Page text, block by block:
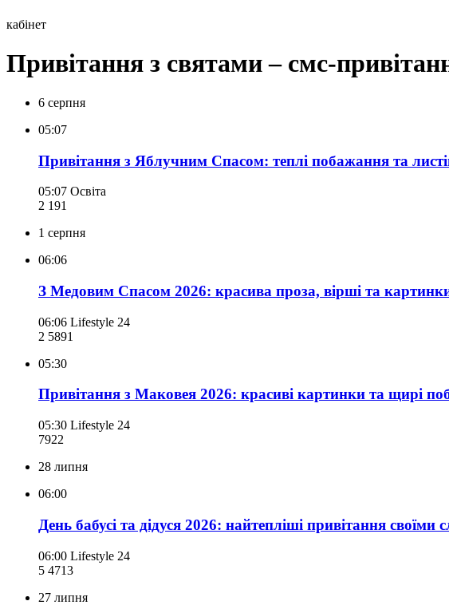
кабінет
Привітання з святами – смс-
6 серпня
05:07
Привітання з Яблучним Спасом: теплі побажання та
05:07 Освіта
2 191
1 серпня
06:06
З Медовим Спасом 2026: красива проза, вірші та
06:06 Lifestyle 24
2 5891
05:30
Привітання з Маковея 2026: красиві картинки та щирі
05:30 Lifestyle 24
7922
28 липня
06:00
День бабусі та дідуся 2026: найтепліші привітання своїми
06:00 Lifestyle 24
5 4713
27 липня